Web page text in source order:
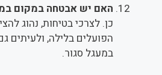
האם יש אבטחה במקום
כן. לצרכי בטיחות, נהוג
הפועלים בלילה,
במעגל סגור.